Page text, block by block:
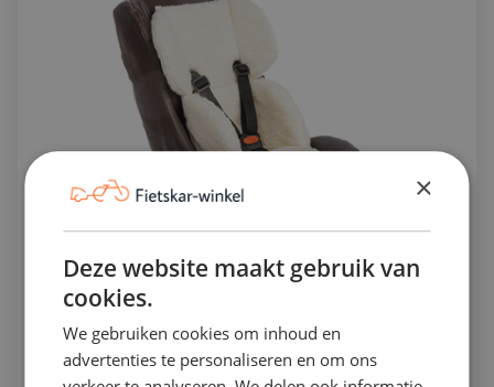
Peuterstoel fietskar Comfort Plus 7-18
mnd - Leer
×
Deze website maakt gebruik van
cookies.
We gebruiken cookies om inhoud en
advertenties te personaliseren en om ons